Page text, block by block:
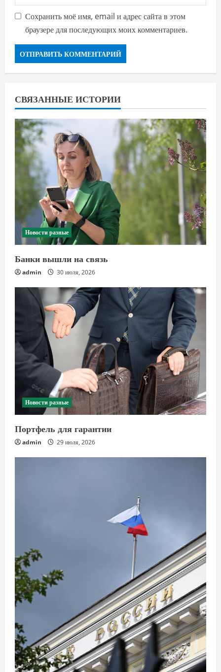
Сохранить моё имя, email и адрес сайта в этом
браузере для последующих моих комментариев.
СВЯЗАННЫЕ ИСТОРИИ
Новости разные
Банки вышли на связь
admin 30 июля, 2026
Новости разные
Портфель для гарантии
admin 29 июля, 2026